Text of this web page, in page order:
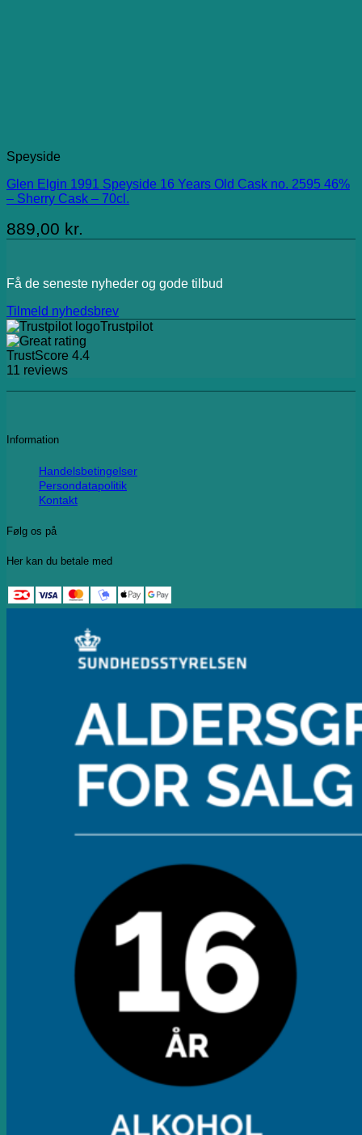
Speyside
Glen Elgin 1991 Speyside 16 Years Old Cask no. 2595 46%
– Sherry Cask – 70cl.
889,00 kr.
Få de seneste nyheder og gode tilbud
Tilmeld nyhedsbrev
Trustpilot
TrustScore 4.4
11 reviews
Information
Handelsbetingelser
Persondatapolitik
Kontakt
Følg os på
Her kan du betale med